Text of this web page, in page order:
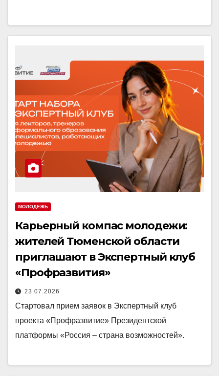
МОЛОДЁЖЬ
Карьерный компас молодежи:
жителей Тюменской области
приглашают в Экспертный клуб
«Профразвития»
23.07.2026
Стартовал прием заявок в Экспертный клуб
проекта «Профразвитие» Президентской
платформы «Россия – страна возможностей».